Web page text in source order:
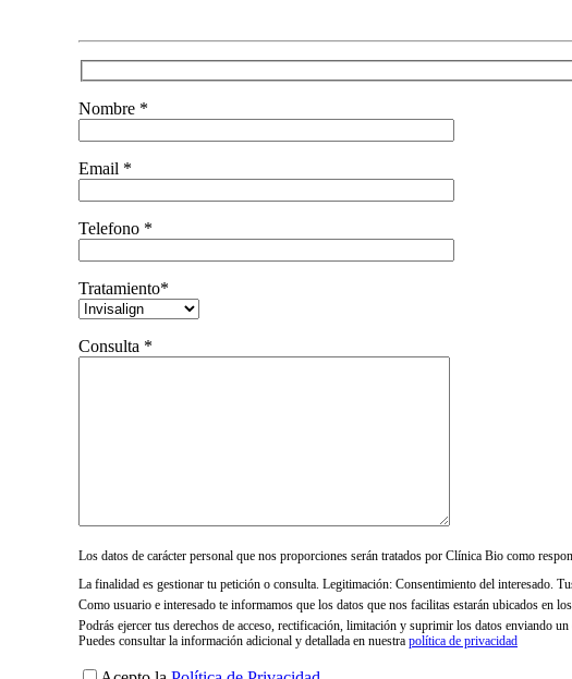
Nombre *
Email *
Telefono *
Tratamiento*
Consulta *
Los datos de carácter personal que nos proporciones serán tratados por Clínica Bio como
La finalidad es gestionar tu petición o consulta. Legitimación: Consentimiento del interesado.
Como usuario e interesado te informamos que los datos que nos facilitas estarán ubicados en
Podrás ejercer tus derechos de acceso, rectificación, limitación y suprimir los datos enviando
Puedes consultar la información adicional y detallada en nuestra política de privacidad